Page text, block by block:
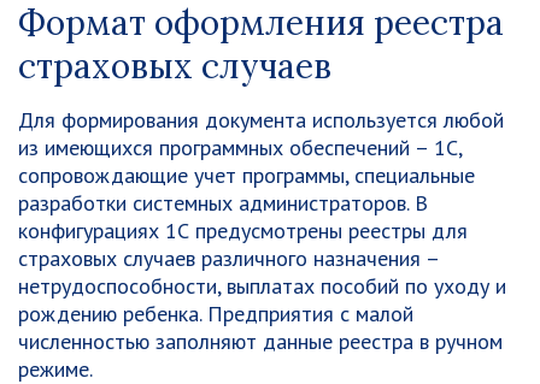
Формат оформления реестра
страховых случаев
Для формирования документа используется любой
из имеющихся программных обеспечений – 1С,
сопровождающие учет программы, специальные
разработки системных администраторов. В
конфигурациях 1С предусмотрены реестры для
страховых случаев различного назначения –
нетрудоспособности, выплатах пособий по уходу и
рождению ребенка. Предприятия с малой
численностью заполняют данные реестра в ручном
режиме.